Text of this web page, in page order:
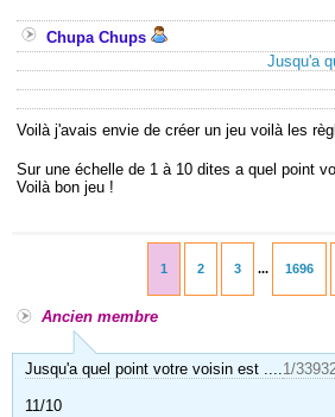
Chupa Chups
Jusqu'a
Voilà j'avais envie de créer un jeu voilà les
Sur une échelle de 1 à 10 dites a quel point
Voilà bon jeu !
1 2 3 1696
Ancien membre
Jusqu'a quel point votre voisin est ....1/
11/10